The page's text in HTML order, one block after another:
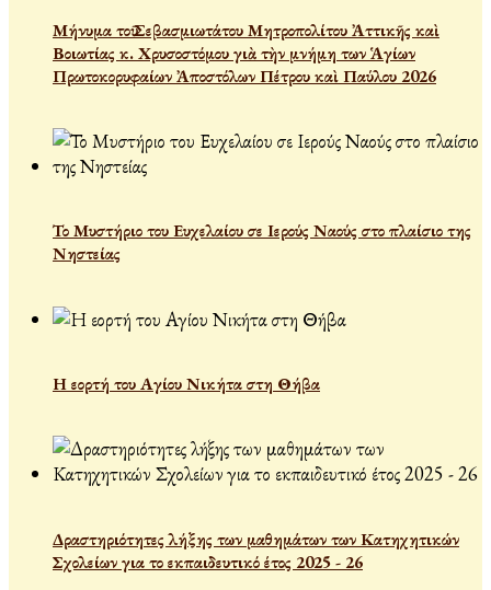
Μήνυμα τοῦ Σεβασμιωτάτου Μητροπολίτου Ἀττικῆς καὶ
Βοιωτίας κ. Χρυσοστόμου γιὰ τὴν μνήμη των Ἁγίων
Πρωτοκορυφαίων Ἀποστόλων Πέτρου καὶ Παύλου 2026
Το Μυστήριο του Ευχελαίου σε Ιερούς Ναούς στο πλαίσιο της
Νηστείας
Η εορτή του Αγίου Νικήτα στη Θήβα
Δραστηριότητες λήξης των μαθημάτων των Κατηχητικών
Σχολείων για το εκπαιδευτικό έτος 2025 - 26